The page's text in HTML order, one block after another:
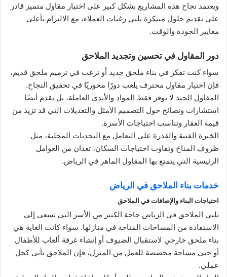
ويعتمد نجاح هذه المشاريع بشكل كبير على اختيار مقاول متميز قادر
على تقديم حلول مبتكرة تلبي رغبات العملاء، مع الالتزام بأعلى
معايير الجودة والوقت.
دور المقاول في تحسين وتجديد الملاحق
سواء كنت تفكر في بناء ملحق جديد أو ترغب في ترميم ملحق قديم،
فإن اختيار مقاول محترف يلعب دورًا محوريًا في تحقيق النجاح.
المقاول الجيد لا يوفر فقط المواد والأيدي العاملة، بل يقدم أيضًا
استشارات ونصائح حول التصميم الأمثل والتعديلات التي قد تزيد من
قيمة العقار وتناسب احتياجات الأسرة.
الخبرة الفنية والقدرة على التعامل مع التحديات المحلية، مثل
ظروف المناخ وتفاوت احتياجات السكان، تعدان من العوامل
الرئيسية التي يتمتع بها المقاول الماهر في الرياض.
خدمات بناء الملاحق في الرياض
احتياجات البناء والإضافات في الملاحق
تلبي الملاحق في الرياض حاجة الكثير من الأسر التي تسعى إلى
الاستفادة من المساحات المتاحة في منازلها. سواء كانت الغاية هي
بناء ملحق خارجي لاستقبال الضيوف أو إنشاء غرفة ألعاب للأطفال
أو حتى مساحة مخصصة للعمل من المنزل، فإن الملاحق تأتي كحل
عملي.